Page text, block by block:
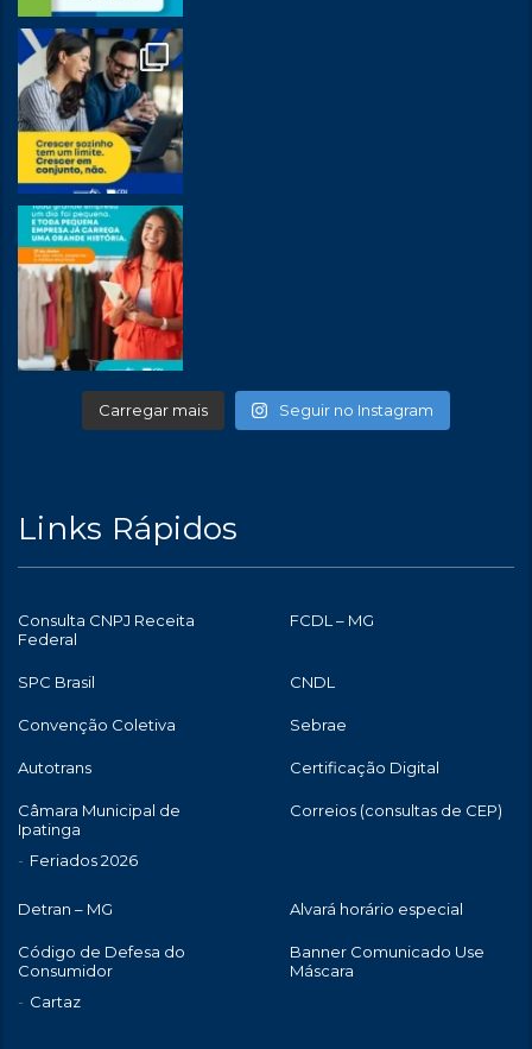
Carregar mais Seguir no Instagram
Links Rápidos
Consulta CNPJ Receita
Federal
FCDL – MG
SPC Brasil CNDL
Convenção Coletiva Sebrae
Autotrans Certificação Digital
Câmara Municipal de
Ipatinga
Feriados 2026
Correios (consultas de CEP)
Detran – MG Alvará horário especial
Código de Defesa do
Consumidor
Cartaz
Banner Comunicado Use
Máscara